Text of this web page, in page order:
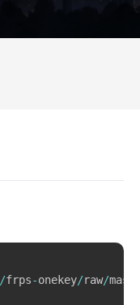
/frps-onekey/raw/